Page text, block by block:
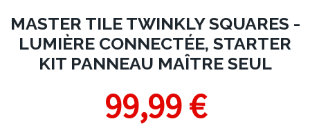
MASTER TILE TWINKLY SQUARES -
LUMIÈRE CONNECTÉE, STARTER
KIT PANNEAU MAÎTRE SEUL
99,99 €